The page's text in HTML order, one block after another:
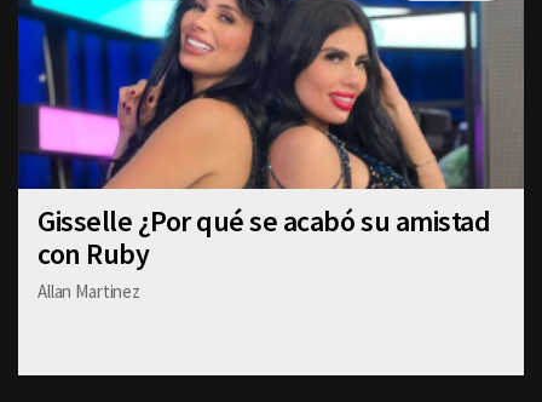
Gisselle ¿Por qué se acabó su amistad
con Ruby
Allan Martinez